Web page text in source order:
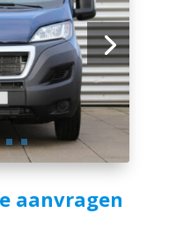
aanvragen